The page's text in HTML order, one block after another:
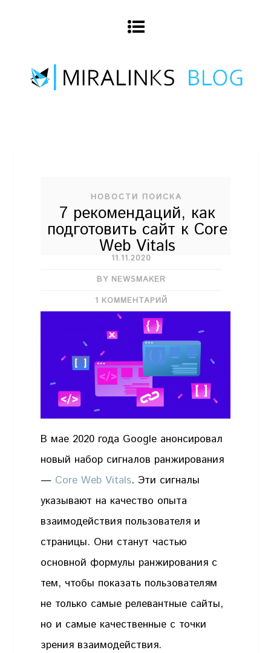
НОВОСТИ ПОИСКА
7 рекомендаций, как
подготовить сайт к Core
Web Vitals
11.11.2020
BY NEWSMAKER
1 КОММЕНТАРИЙ
В мае 2020 года Google анонсировал
новый набор сигналов ранжирования
— Core Web Vitals. Эти сигналы
указывают на качество опыта
взаимодействия пользователя и
страницы. Они станут частью
основной формулы ранжирования с
тем, чтобы показать пользователям
не только самые релевантные сайты,
но и самые качественные с точки
зрения взаимодействия.